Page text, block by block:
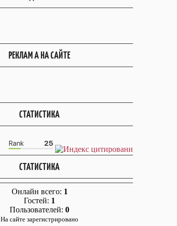
РЕКЛАМ А НА САЙТЕ
СТАТИСТИКА
СТАТИСТИКА
Онлайн всего: 1
Гостей: 1
Пользователей: 0
На сайте зарегистрировано